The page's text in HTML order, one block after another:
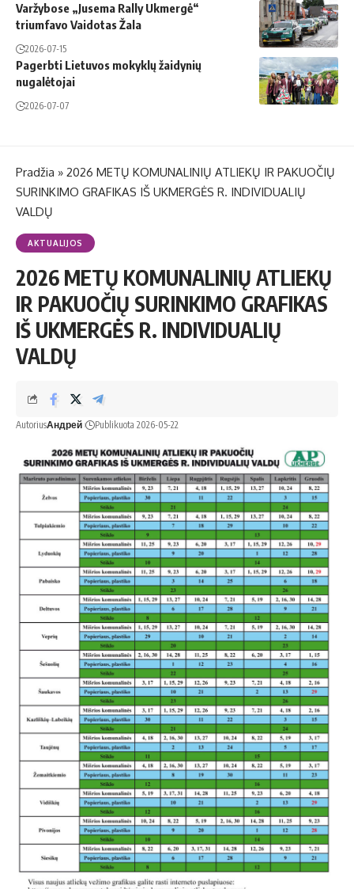
Varžybose „Jusema Rally Ukmergė“
triumfavo Vaidotas Žala
2026-07-15
Pagerbti Lietuvos mokyklų žaidynių
nugalėtojai
2026-07-07
Pradžia » 2026 METŲ KOMUNALINIŲ ATLIEKŲ IR PAKUOČIŲ
SURINKIMO GRAFIKAS IŠ UKMERGĖS R. INDIVIDUALIŲ
VALDŲ
AKTUALIJOS
2026 METŲ KOMUNALINIŲ ATLIEKŲ
IR PAKUOČIŲ SURINKIMO GRAFIKAS
IŠ UKMERGĖS R. INDIVIDUALIŲ
VALDŲ
AutoriusАндрей Publikuota 2026-05-22